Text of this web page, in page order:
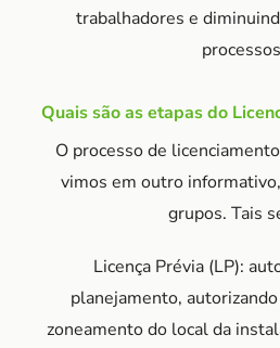
trabalhadores e
Quais são as etapas do
O processo de
vimos em outro
grupos. Tais
Licença Prévia (LP):
planejamento,
zoneamento do local da